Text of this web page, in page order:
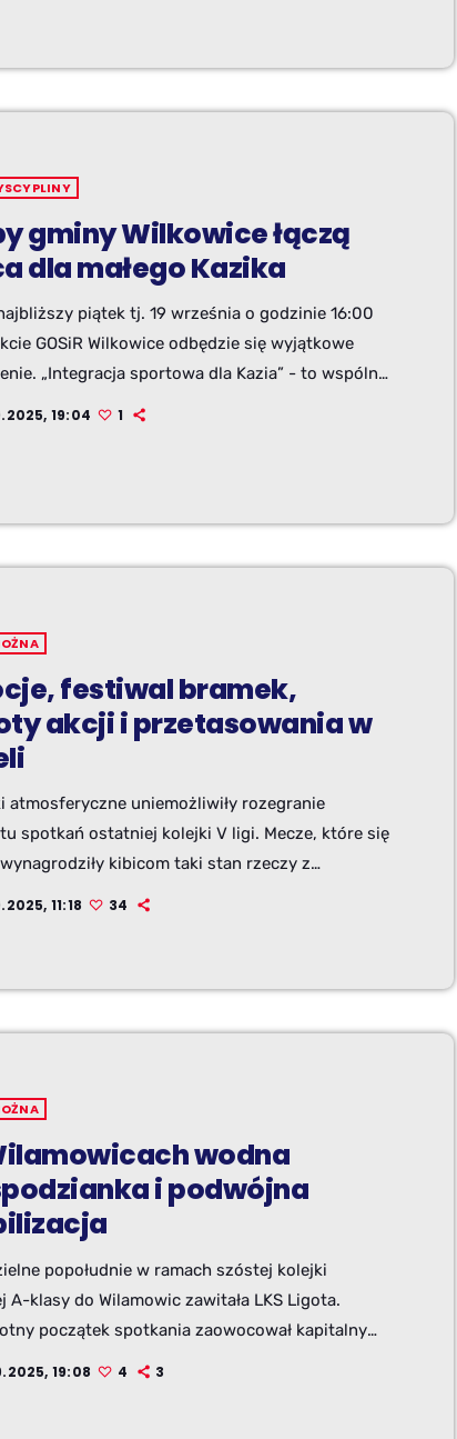
gminy Wilkowice łączą
dla małego Kazika
piątek tj. 19 września o godzinie 16:00
GOSiR Wilkowice odbędzie się wyjątkowe
„Integracja sportowa dla Kazia” - to wspólna
wszystkich klubów sportowych w
19:04 1
festiwal bramek,
akcji i przetasowania w
atmosferyczne uniemożliwiły rozegranie
spotkań ostatniej kolejki V ligi. Mecze, które się
kibicom taki stan rzeczy z
Na ilość bramek i piłkarskich emocji nie sposób
11:18 34
wodna
i podwójna
popołudnie w ramach szóstej kolejki
A-klasy do Wilamowic zawitała LKS Ligota.
początek spotkania zaowocował kapitalnym
w wykonaniu gospodarzy.
19:08 4 3